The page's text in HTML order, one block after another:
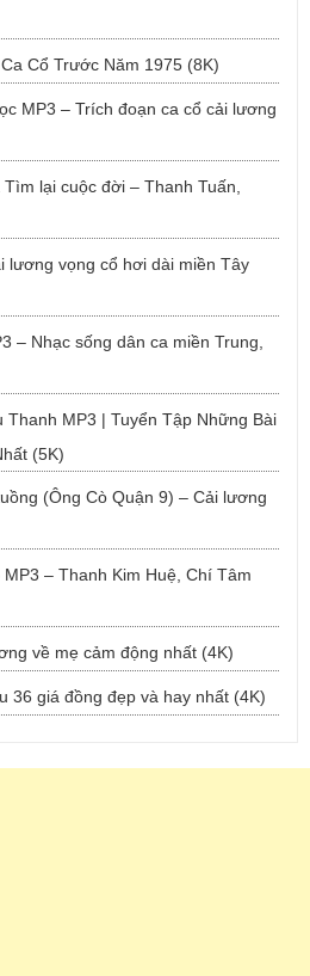
Cổ Trước Năm 1975 (8K)
MP3 – Trích đoạn ca cổ cải lương
lại cuộc đời – Thanh Tuấn,
lương vọng cổ hơi dài miền Tây
– Nhạc sống dân ca miền Trung,
Thanh MP3 | Tuyển Tập Những Bài
(5K)
(Ông Cò Quận 9) – Cải lương
– Thanh Kim Huệ, Chí Tâm
về mẹ cảm động nhất (4K)
36 giá đồng đẹp và hay nhất (4K)